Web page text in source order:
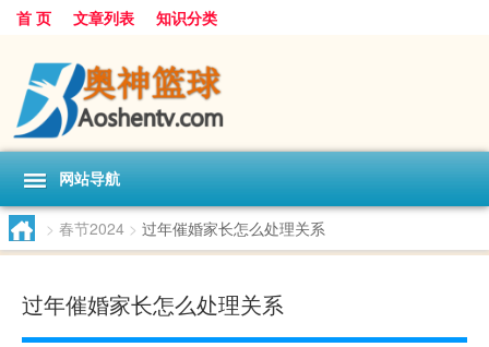
首 页 文章列表 知识分类
网站导航
> 春节2024 > 过年催婚家长怎么处理关系
过年催婚家长怎么处理关系